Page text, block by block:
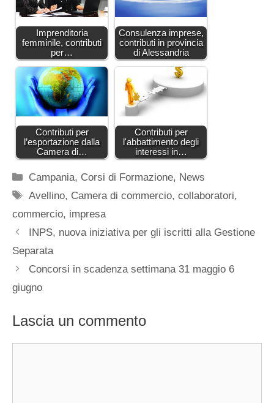
Imprenditoria
femminile, contributi
per…
Consulenza imprese,
contributi in provincia
di Alessandria
Contributi per
l’esportazione dalla
Camera di…
Contributi per
l'abbattimento degli
interessi in…
Categorie
Campania, Corsi di Formazione, News
Tag
Avellino, Camera di commercio,collaboratori,
commercio, impresa
INPS, nuova iniziativa per gli iscritti alla Gestione
Separata
Concorsi in scadenza settimana 31 maggio 6
giugno
Lascia un commento